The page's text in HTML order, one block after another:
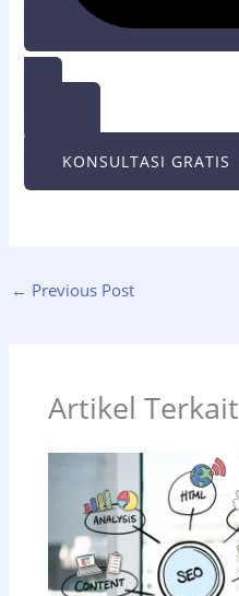
UNDUH PDF
KONSULTASI GRATIS
← Previous Post
Artikel Terkait